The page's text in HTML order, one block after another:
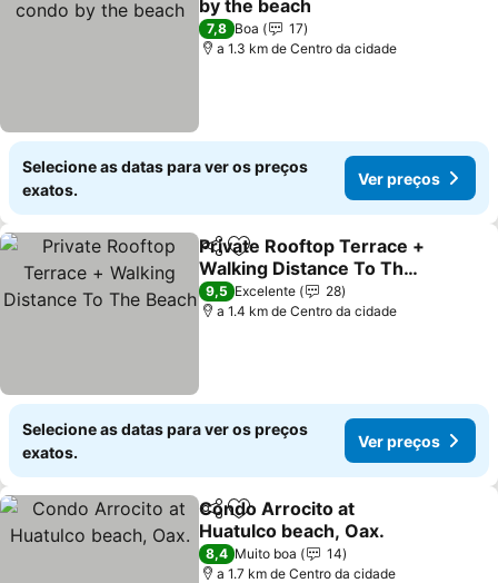
by the beach
Ver preços
7,8 Boa
17
a 1.3 km de Centro da cidade
Selecione as datas para ver os preços
exatos.
Ver preços
PartilharAdicionar aos favoritos
Private Rooftop Terrace +
Walking Distance To The
Beach
Ver preços
9,5 Excelente
28
a 1.4 km de Centro da cidade
Selecione as datas para ver os preços
exatos.
Ver preços
PartilharAdicionar aos favoritos
Condo Arrocito at
Huatulco beach, Oax.
Ver preços
8,4 Muito boa
14
a 1.7 km de Centro da cidade